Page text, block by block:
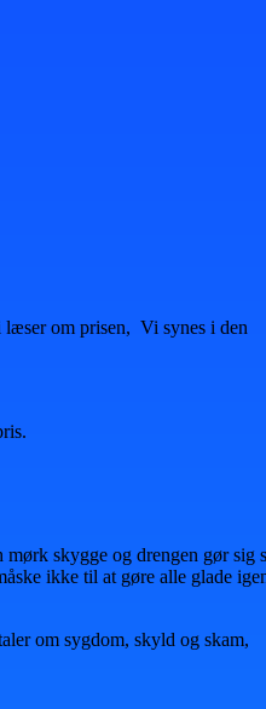
læser om prisen, Vi synes i den
mørk skygge og drengen gør sig
ikke til at gøre alle glade
om sygdom, skyld og skam,